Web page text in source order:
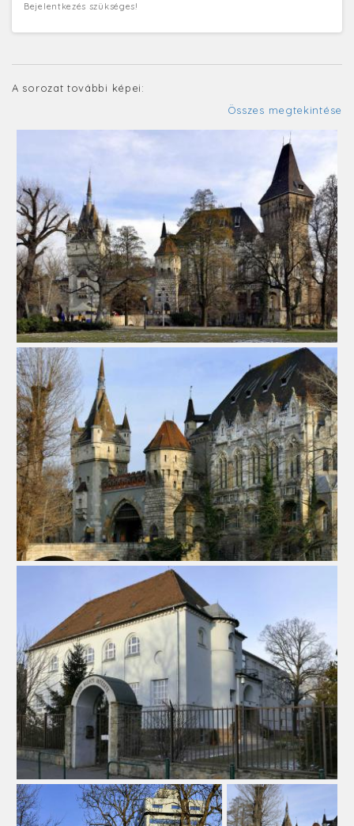
Bejelentkezés szükséges!
A sorozat további képei:
Összes megtekintése